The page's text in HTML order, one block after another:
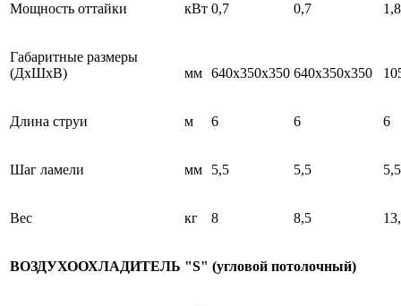
Мощность оттайки кВт 0,7 0,7 1,8
Габаритные размеры
(ДхШхВ)
мм 640x350x350 640x350x350
Длина струи м 6 6 6
Шаг ламели мм 5,5 5,5 5,5
Вес кг 8 8,5
ВОЗДУХООХЛАДИТЕЛЬ "S" (угловой потолочный)